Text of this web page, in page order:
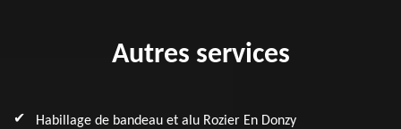
Autres services
Habillage de bandeau et alu Rozier En Donzy